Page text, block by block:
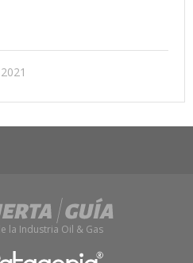
la Industria Oil & Gas